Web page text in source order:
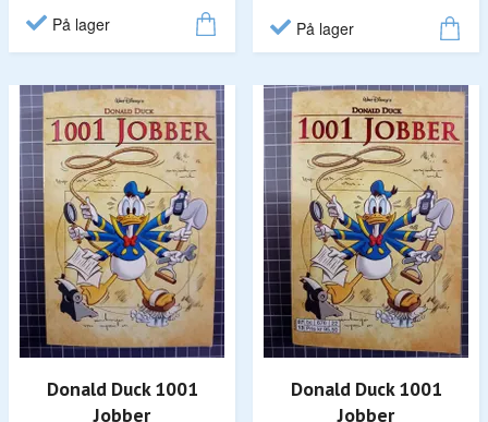
På lager På lager
Donald Duck 1001
Jobber
Donald Duck 1001
Jobber